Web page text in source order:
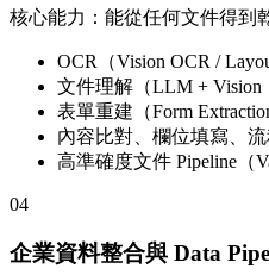
核心能力：能從任何文件得到
OCR（Vision OCR /
文件理解（LLM + Vision
表單重建（Form
內容比對、欄位填寫、
高準確度文件 Pipeline（
04
企業資料整合與 Data